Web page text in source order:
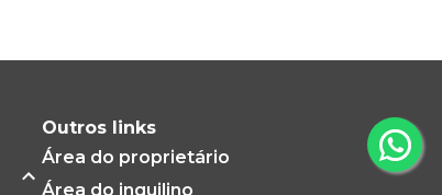
Outros links
Área do proprietário
Área do inquilino